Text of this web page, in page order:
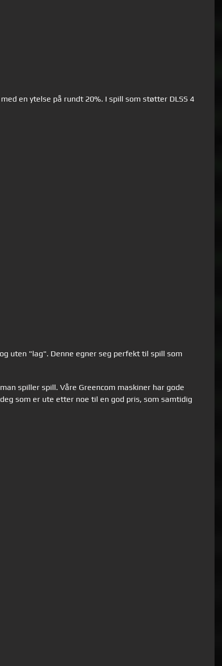
en ytelse på rundt 20%. I spill som støtter DLSS 4
uten "lag". Denne egner seg perfekt til spill som
spiller spill. Våre Greencom maskiner har gode
som er ute etter noe til en god pris, som samtidig